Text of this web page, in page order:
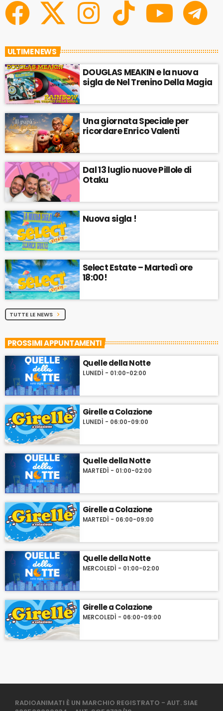
ULTIME NEWS
DOUGLAS MEAKIN e la nuova
sigla de Nel Trenino Della Magia
Una giornata Speciale per
ricordare Enrico Valenti
Dal 13 luglio nuove Pillole di
Otaku
Nuova sigla !
Select Estate – Martedì ore
18:00!
TUTTE LE NEWS chevron_right
PROSSIMI APPUNTAMENTI
Quelle della Notte
LUNEDÌ - 01:00-02:00
Girelle a Colazione
LUNEDÌ - 06:00-09:00
Quelle della Notte
MARTEDÌ - 01:00-02:00
Girelle a Colazione
MARTEDÌ - 06:00-09:00
Quelle della Notte
MERCOLEDÌ - 01:00-02:00
Girelle a Colazione
MERCOLEDÌ - 06:00-09:00
RADIOANIMATI È UN MARCHIO REGISTRATO - AUT. SIAE